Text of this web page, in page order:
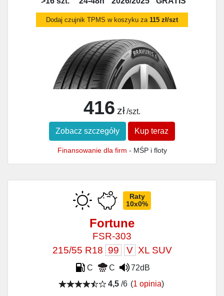
Dodaj czujnik TPMS w koszyku za 115 zł/szt
416 zł /szt.
Zobacz szczegóły Kup teraz
Finansowanie dla firm - MŚP i floty
Raty
10x0%
Fortune
FSR-303
215/55 R18 99 V XL SUV
C C
72dB
4,5/6 (1 opinia)